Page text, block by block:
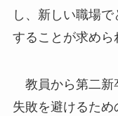
し、新しい職場
することが求めら
教員から第二新
失敗を避けるため